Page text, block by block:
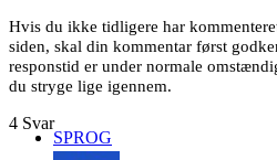
SPROG
Hvis du ikke tidligere har
siden, skal din kommentar først
responstid er under normale
du stryge lige igennem.
4 Svar